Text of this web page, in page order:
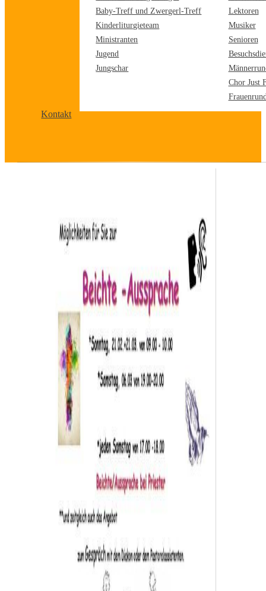
Baby-Treff und Zwergerl-Treff
Kinderliturgieteam
Ministranten
Jugend
Jungschar
Lektoren
Musiker
Senioren
Chor Just
Kontakt